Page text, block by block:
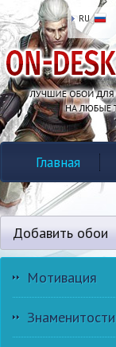
RU
Главная
Добавить обои
Мотивация
Знаменитости